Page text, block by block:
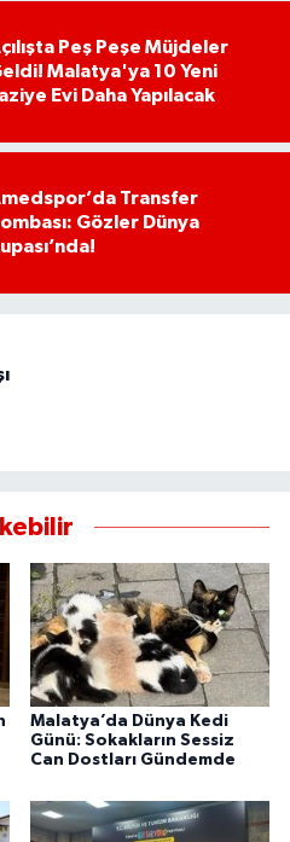
Peş Peşe Müjdeler
Malatya'ya 10 Yeni
Evi Daha Yapılacak
Transfer
Gözler Dünya
Malatya’da Dünya Kedi
Günü: Sokakların Sessiz
Can Dostları Gündemde